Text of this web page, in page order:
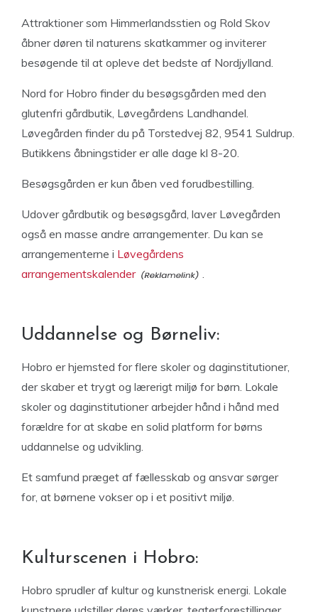
Attraktioner som Himmerlandsstien og Rold Skov
åbner døren til naturens skatkammer og inviterer
besøgende til at opleve det bedste af Nordjylland.
Nord for Hobro finder du besøgsgården med den
glutenfri gårdbutik, Løvegårdens Landhandel.
Løvegården finder du på Torstedvej 82, 9541 Suldrup.
Butikkens åbningstider er alle dage kl 8-20.
Besøgsgården er kun åben ved forudbestilling.
Udover gårdbutik og besøgsgård, laver Løvegården
også en masse andre arrangementer. Du kan se
arrangementerne i Løvegårdens
arrangementskalender
.
Uddannelse og Børneliv:
Hobro er hjemsted for flere skoler og daginstitutioner,
der skaber et trygt og lærerigt miljø for børn. Lokale
skoler og daginstitutioner arbejder hånd i hånd med
forældre for at skabe en solid platform for børns
uddannelse og udvikling.
Et samfund præget af fællesskab og ansvar sørger
for, at børnene vokser op i et positivt miljø.
Kulturscenen i Hobro:
Hobro sprudler af kultur og kunstnerisk energi. Lokale